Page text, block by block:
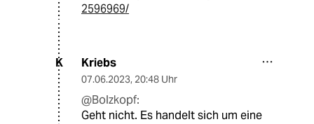
2596969/
K Kriebs
07.06.2023, 20:48 Uhr
@Bolzkopf:
Geht nicht. Es handelt sich um eine